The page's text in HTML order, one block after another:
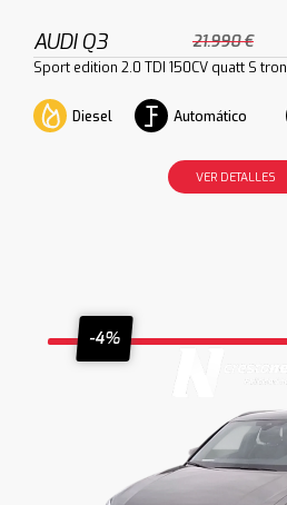
AUDI Q3 21.990 €
Sport edition 2.0 TDI 150CV quatt S tron
Diesel Automático
VER DETALLES
-4%